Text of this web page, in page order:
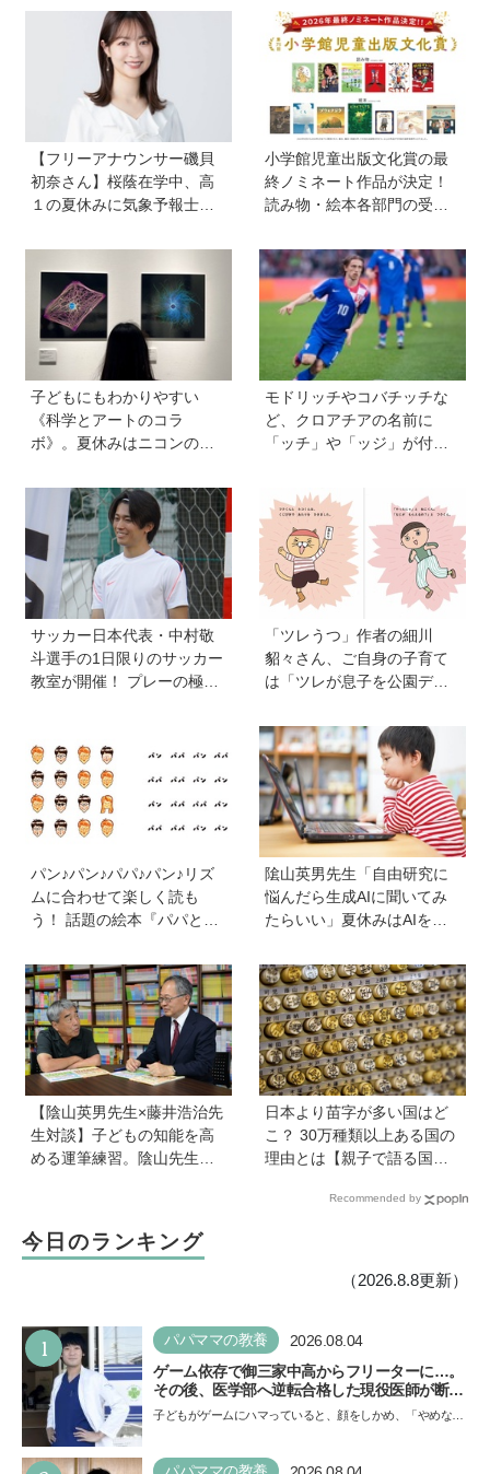
【フリーアナウンサー磯貝
初奈さん】桜蔭在学中、高
１の夏休みに気象予報士試
院で「学ぶ楽しさ」をずっ
と持ち続ける秘訣とは。親
も「楽しい」をバックアッ
プする方法も
小学館児童出版文化賞の最
終ノミネート作品が決定！
読み物・絵本各部門の受賞
子どもにもわかりやすい
《科学とアートのコラ
ボ》。夏休みはニコンの特
へ！【高校生以下無料】
モドリッチやコバチッチな
ど、クロアチアの名前に
「ッチ」や「ッジ」が付く
際問題】
サッカー日本代表・中村敬
斗選手の1日限りのサッカー
教室が開催！ プレーの極意
イベントを詳しくレポ
「ツレうつ」作者の細川
貂々さん、ご自身の子育て
は「ツレが息子を公園デビ
いた」ーー初の創作絵本
「タネがひとつぶ」は幼か
った息子さんと共作した思
い出のストーリー
パン♪パン♪パパ♪パン♪リズ
ムに合わせて楽しく読も
う！ 話題の絵本『パパとパ
ット・サニーブックスさん
に聞く子育てと絵本づくり
のお話
隂山英男先生「自由研究に
悩んだら生成AIに聞いてみ
たらいい」夏休みはAIを活
今しかできないことをして
ほしい
【陰山英男先生×藤井浩治先
生対談】子どもの知能を高
める運筆練習。陰山先生が
単！」という理由は？
日本より苗字が多い国はど
こ？ 30万種類以上ある国の
理由とは【親子で語る国際
Recommended by
今日のランキング
（2026.8.8更新）
1 パパママの教養 2026.08.04
ゲーム依存で御三家中高からフリーターに…。
その後、医学部へ逆転合格した現役医師が断言
「ゲームの経験が受験勉強に役立った」そう考
子どもがゲームにハマっていると、顔をしかめ、「やめなさ
い…